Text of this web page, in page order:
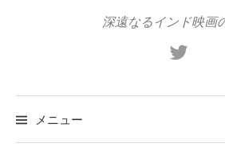
プ
深遠なるインド映画
メニュー